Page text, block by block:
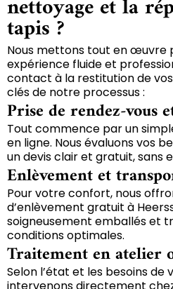
nettoyage et la
tapis ?
Nous mettons tout en œuvre
expérience fluide et
contact à la restitution de
clés de notre processus :
Prise de rendez-vous
Tout commence par un
en ligne. Nous évaluons vos
un devis clair et gratuit, sans
Enlèvement et
Pour votre confort, nous
d’enlèvement gratuit à
soigneusement emballés et
conditions optimales.
Traitement en atelier
Selon l’état et les besoins de